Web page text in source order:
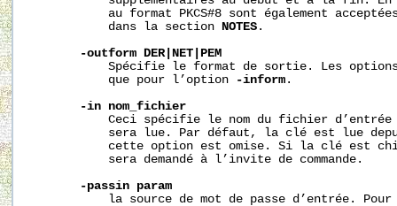
au format PKCS#8 sont également
           dans la section
NOTES .
-outform
DER|NET|PEM
Spécifie le format de sortie. Les
           que pour l’option
-inform .
-in nom_fichier
Ceci spécifie le nom du fichier
sera lue. Par défaut, la clé est lue
cette option est omise. Si la clé est
           sera demandé à l’invite de commande.
-passin param
la source de mot de passe d’entrée. Pour